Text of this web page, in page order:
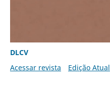
DLCV
Acessar revista
Edição Atual